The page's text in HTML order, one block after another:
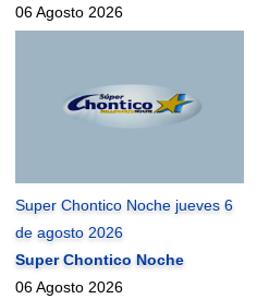
06 Agosto 2026
Super Chontico Noche jueves 6
de agosto 2026
Super Chontico Noche
06 Agosto 2026